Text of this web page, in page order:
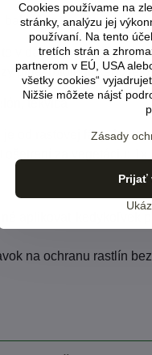
baklažán
v dávkach uvedených
plnej (biologickej)
tekvica
je od rastovej fázy 4.
za vegetáciu: 1x.
aplikovať kedykoľvek
na ochranu rastlín
Cookies používame na
stránky, analýzu jej
používaní. Na tento
tretích strán a
partnerom v EÚ, USA
všetky cookies“
Nižšie môžete nájsť
Zásady
Prijať